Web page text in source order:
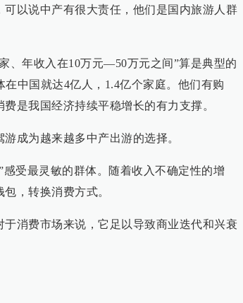
以说中产有很大责任，他们是国内旅游人群
年收入在10万元—50万元之间”算是典型的
中国就达4亿人，1.4亿个家庭。他们有购
是我国经济持续平稳增长的有力支撑。
成为越来越多中产出游的选择。
受最灵敏的群体。随着收入不确定性的增
，转换消费方式。
消费市场来说，它足以导致商业迭代和兴衰